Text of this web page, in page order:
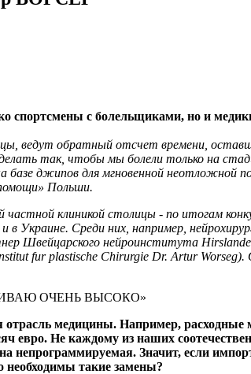
спортсмены с болельщиками, но и
ведут обратный отсчет времени,
так, чтобы мы болели только на
базе джипов для мгновенной неотложной
Польши.
клиникой столицы - по итогам
Среди них, например,
Швейцарского нейроинститута
fur plastische Chirurgie Dr. Artur
ОЧЕНЬ ВЫСОКО»
отрасль медицины. Например,
Не каждому из наших
непрограммируемая. Значит, если
необходимы такие замены?